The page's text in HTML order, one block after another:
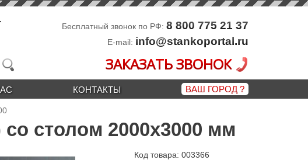
Бесплатный звонок по РФ: 8 800 775 21 37
E-mail: info@stankoportal.ru
ЗАКАЗАТЬ ЗВОНОК
КОНТАКТЫ ВАШ ГОРОД?
столом 2000х3000 мм
Код товара: 003366